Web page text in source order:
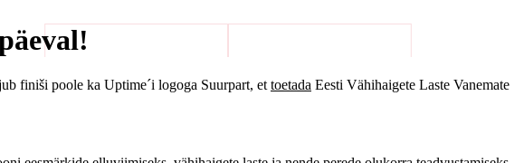
finiši poole ka Uptime´i logoga Suurpart, et toetada Eesti Vähihaigete Laste Vanemate